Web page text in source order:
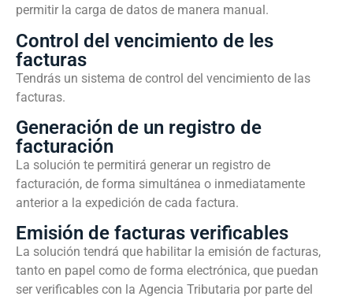
permitir la carga de datos de manera manual.
Control del vencimiento de les
facturas
Tendrás un sistema de control del vencimiento de las
facturas.
Generación de un registro de
facturación
La solución te permitirá generar un registro de
facturación, de forma simultánea o inmediatamente
anterior a la expedición de cada factura.
Emisión de facturas verificables
La solución tendrá que habilitar la emisión de facturas,
tanto en papel como de forma electrónica, que puedan
ser verificables con la Agencia Tributaria por parte del